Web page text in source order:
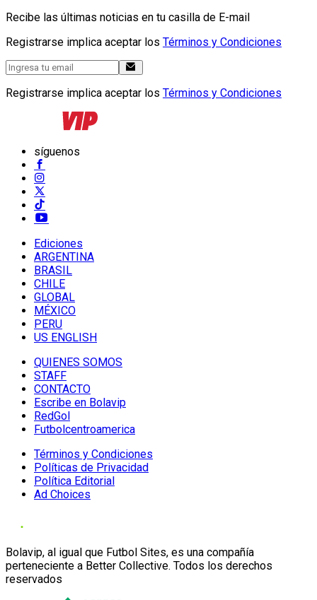
Recibe las últimas noticias en tu casilla de E-mail
Registrarse implica aceptar los Términos y Condiciones
Registrarse implica aceptar los Términos y Condiciones
síguenos
Ediciones
ARGENTINA
BRASIL
CHILE
GLOBAL
MÉXICO
PERU
US ENGLISH
QUIENES SOMOS
STAFF
CONTACTO
Escribe en Bolavip
RedGol
Futbolcentroamerica
Términos y Condiciones
Políticas de Privacidad
Política Editorial
Ad Choices
Bolavip, al igual que Futbol Sites, es una compañía
perteneciente a Better Collective. Todos los derechos
reservados